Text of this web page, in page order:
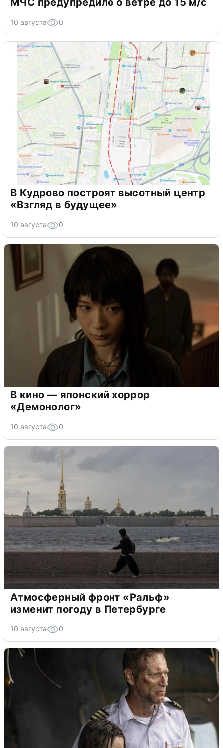
10 августа 0
В Кудрово построят высотный центр
«Взгляд в будущее»
10 августа 0
В кино — японский хоррор
«Демонолог»
10 августа 0
Атмосферный фронт «Ральф»
изменит погоду в Петербурге
10 августа 0